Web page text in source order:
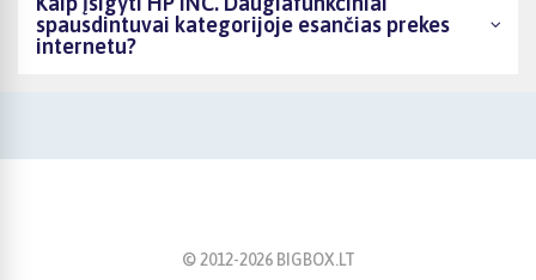
spausdintuvai kategorijoje esančias prekes
internetu?
© 2012-2026BIGBOX.LT